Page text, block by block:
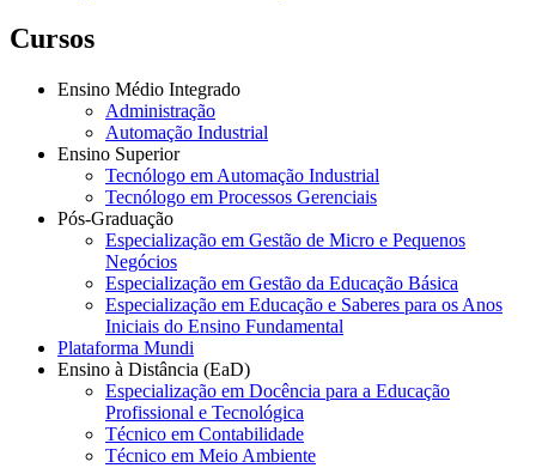
Cursos
Ensino Médio Integrado
Administração
Automação Industrial
Ensino Superior
Tecnólogo em Automação Industrial
Tecnólogo em Processos Gerenciais
Pós-Graduação
Especialização em Gestão de Micro e Pequenos
Negócios
Especialização em Gestão da Educação Básica
Especialização em Educação e Saberes para os Anos
Iniciais do Ensino Fundamental
Plataforma Mundi
Ensino à Distância (EaD)
Especialização em Docência para a Educação
Profissional e Tecnológica
Técnico em Contabilidade
Técnico em Meio Ambiente